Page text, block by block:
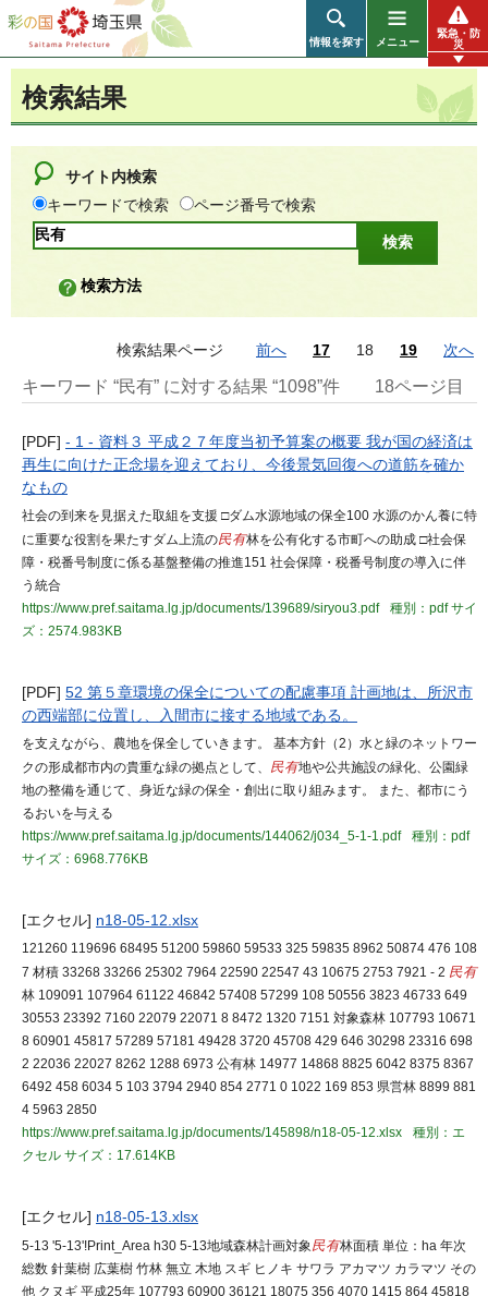
彩の国 埼玉県
情報を探す メニュー
緊急・防
災
検索結果
サイト内検索
キーワードで検索
ページ番号で検索
検索方法
検索結果ページ 前へ 17 18 19 次へ
キーワード “民有” に対する結果 “1098”件 18ページ目
[PDF] - 1 - 資料３ 平成２７年度当初予算案の概要 我が国の経済は
再生に向けた正念場を迎えており、今後景気回復への道筋を確か
なもの
社会の到来を見据えた取組を支援 □ダム水源地域の保全100 水源のかん養に特
に重要な役割を果たすダム上流の民有林を公有化する市町への助成 □社会保
障・税番号制度に係る基盤整備の推進151 社会保障・税番号制度の導入に伴
う統合
https://www.pref.saitama.lg.jp/documents/139689/siryou3.pdf
種別：pdfサイ
ズ：2574.983KB
[PDF] 52 第５章環境の保全についての配慮事項 計画地は、所沢市
の西端部に位置し、入間市に接する地域である。
を支えながら、農地を保全していきます。 基本方針（2）水と緑のネットワー
クの形成都市内の貴重な緑の拠点として、 民有地や公共施設の緑化、公園緑
地の整備を通じて、身近な緑の保全・創出に取り組みます。 また、都市にう
るおいを与える
https://www.pref.saitama.lg.jp/documents/144062/j034_5-1-1.pdf
種別：pdf
サイズ：6968.776KB
[エクセル] n18-05-12.xlsx
121260 119696 68495 51200 59860 59533 325 59835 8962 50874 476 108
7 材積 33268 33266 25302 7964 22590 22547 43 10675 2753 7921 - 2 民有
林 109091 107964 61122 46842 57408 57299 108 50556 3823 46733 649
30553 23392 7160 22079 22071 8 8472 1320 7151 対象森林 107793 10671
8 60901 45817 57289 57181 49428 3720 45708 429 646 30298 23316 698
2 22036 22027 8262 1288 6973 公有林 14977 14868 8825 6042 8375 8367
6492 458 6034 5 103 3794 2940 854 2771 0 1022 169 853 県営林 8899 881
4 5963 2850
https://www.pref.saitama.lg.jp/documents/145898/n18-05-12.xlsx
種別：エ
クセル サイズ：17.614KB
[エクセル] n18-05-13.xlsx
5-13 '5-13'!Print_Area h30 5-13地域森林計画対象民有林面積 単位：ha 年次
総数 針葉樹 広葉樹 竹林 無立 木地 スギ ヒノキ サワラ アカマツ カラマツ その
他 クヌギ 平成25年 107793 60900 36121 18075 356 4070 1415 864 45818